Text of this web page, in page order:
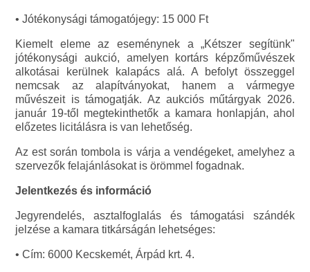
• Jótékonysági támogatójegy: 15 000 Ft
Kiemelt eleme az eseménynek a „Kétszer segítünk"
jótékonysági aukció, amelyen kortárs képzőművészek
alkotásai kerülnek kalapács alá. A befolyt összeggel
nemcsak az alapítványokat, hanem a vármegye
művészeit is támogatják. Az aukciós műtárgyak 2026.
január 19-től megtekinthetők a kamara honlapján, ahol
előzetes licitálásra is van lehetőség.
Az est során tombola is várja a vendégeket, amelyhez a
szervezők felajánlásokat is örömmel fogadnak.
Jelentkezés és információ
Jegyrendelés, asztalfoglalás és támogatási szándék
jelzése a kamara titkárságán lehetséges:
• Cím: 6000 Kecskemét, Árpád krt. 4.